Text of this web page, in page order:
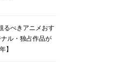
るべきアニメおす
ル・独占作品が
】